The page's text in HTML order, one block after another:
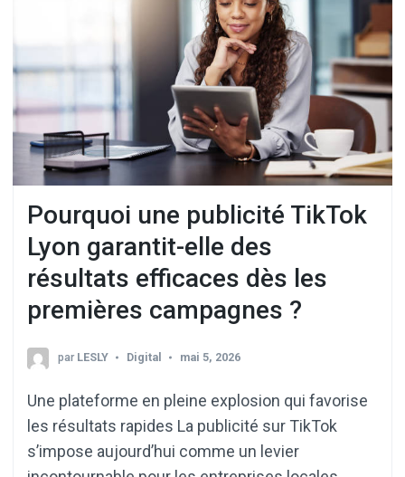
Pourquoi une publicité TikTok
Lyon garantit-elle des
résultats efficaces dès les
premières campagnes ?
par LESLY Digital mai 5, 2026
Une plateforme en pleine explosion qui favorise
les résultats rapides La publicité sur TikTok
s’impose aujourd’hui comme un levier